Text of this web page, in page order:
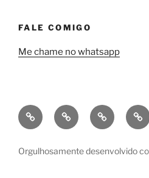
FALE COMIGO
Me chame no whatsapp
Quem
sou
Minha
empresa
Contrate
uma
Orgulhosamente desenvolvido